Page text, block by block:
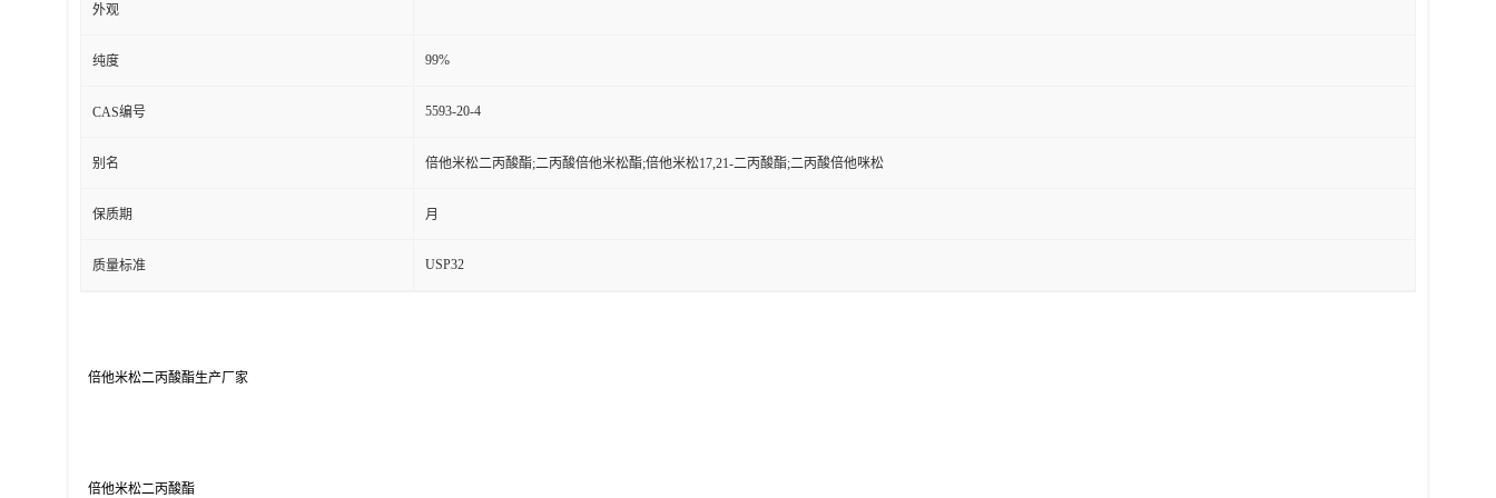
外观
纯度 99%
CAS编号 5593-20-4
别名 倍他米松二丙酸酯;二丙酸倍他米松酯;倍他米松17,21-二丙酸酯;二丙酸倍他咪松
保质期 月
质量标准 USP32
倍他米松二丙酸酯生产厂家
倍他米松二丙酸酯